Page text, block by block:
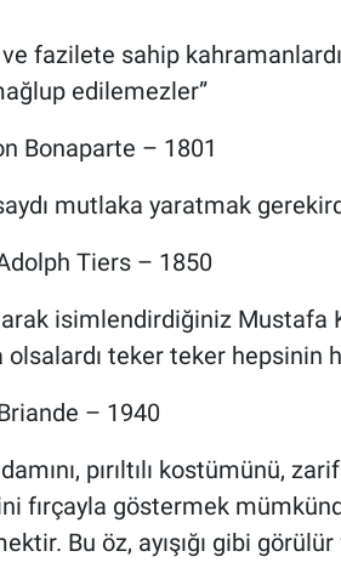
fazilete sahip
edilemezler”
Bonaparte – 1801
mutlaka yaratmak
Tiers – 1850
isimlendirdiğiniz Mustafa
teker teker hepsinin
– 1940
pırıltılı kostümünü,
fırçayla göstermek
Bu öz, ayışığı gibi